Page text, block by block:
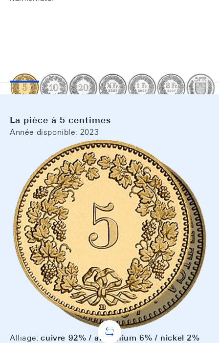
La pièce à 5 centimes
Année disponible: 2023
Alliage:cuivre 92% / aluminium 6% / nickel 2%